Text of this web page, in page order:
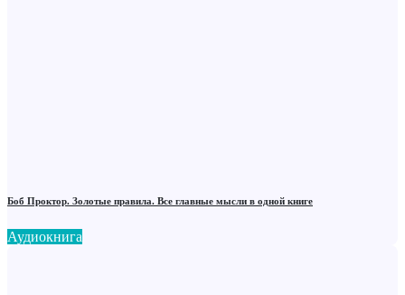
Боб Проктор. Золотые правила. Все главные мысли в одной книге
Аудиокнига